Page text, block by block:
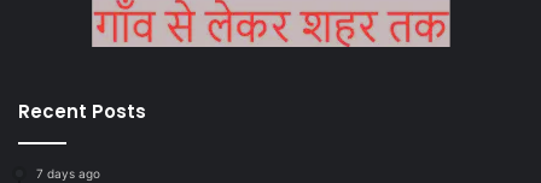
Recent Posts
7 days ago